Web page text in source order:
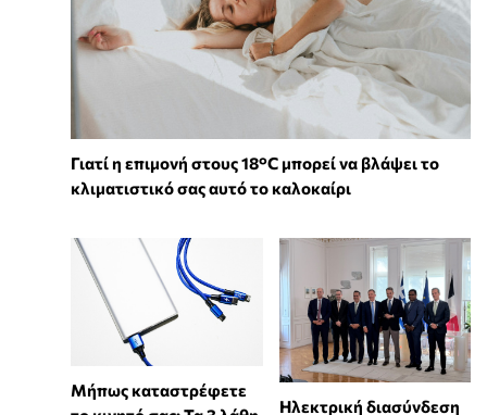
Γιατί η επιμονή στους 18°C μπορεί να βλάψει το
κλιματιστικό σας αυτό το καλοκαίρι
Μήπως καταστρέφετε
Ηλεκτρική διασύνδεση